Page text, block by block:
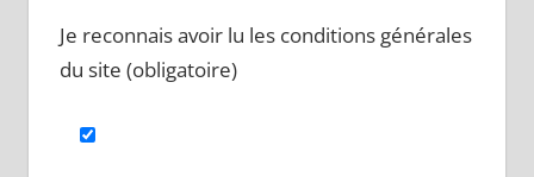
Je reconnais avoir lu les conditions générales
du site (obligatoire)